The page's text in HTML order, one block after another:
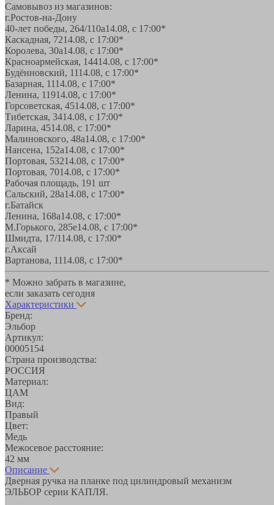
Самовывоз из магазинов:
г.Ростов-на-Дону
40-лет победы, 264/110а14.08, с 17:00*
Каскадная, 7214.08, с 17:00*
Королева, 30а14.08, с 17:00*
Красноармейская, 14414.08, с 17:00*
Будённовский, 1114.08, с 17:00*
Базарная, 1114.08, с 17:00*
Ленина, 11914.08, с 17:00*
Горсоветская, 4514.08, с 17:00*
Тибетская, 3414.08, с 17:00*
Ларина, 4514.08, с 17:00*
Малиновского, 48а14.08, с 17:00*
Нансена, 152а14.08, с 17:00*
Портовая, 53214.08, с 17:00*
Портовая, 7014.08, с 17:00*
Рабочая площадь, 191 шт
Сальский, 28a14.08, с 17:00*
г.Батайск
Ленина, 168а14.08, с 17:00*
М.Горького, 285е14.08, с 17:00*
Шмидта, 17/114.08, с 17:00*
г.Аксай
Вартанова, 1114.08, с 17:00*
* Можно забрать в магазине,
если заказать сегодня
Характеристики
Бренд:
Эльбор
Артикул:
00005154
Страна производства:
РОССИЯ
Материал:
ЦАМ
Вид:
Правый
Цвет:
Медь
Межосевое расстояние:
42 мм
Описание
Дверная ручка на планке под цилиндровый механизм
ЭЛЬБОР серии КАПЛЯ.